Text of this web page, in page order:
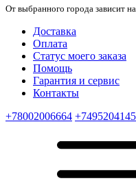
От выбранного города зависит
Доставка
Оплата
Статус моего заказа
Помощь
Гарантия и сервис
Контакты
+78002006664